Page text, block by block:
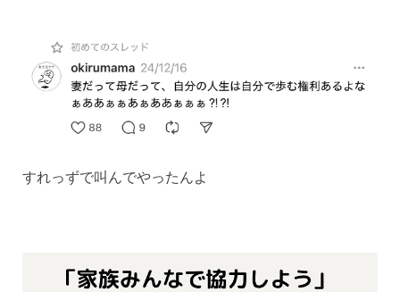
すれっずで叫んでやったんよ